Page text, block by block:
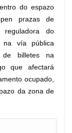
do espazo
prazas de
reguladora do
na vía pública
de billetes na
que afectará
ocupado,
da zona de